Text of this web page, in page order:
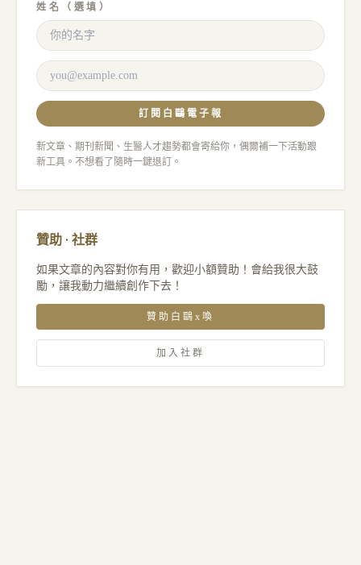
姓名（選填）
訂閱白鷗電子報
新文章、期刊新聞、生醫人才趨勢都會寄給你，偶爾補一下活動跟
新工具。不想看了隨時一鍵退訂。
贊助 · 社群
如果文章的內容對你有用，歡迎小額贊助！會給我很大鼓
勵，讓我動力繼續創作下去！
贊助白鷗x喚
加入社群